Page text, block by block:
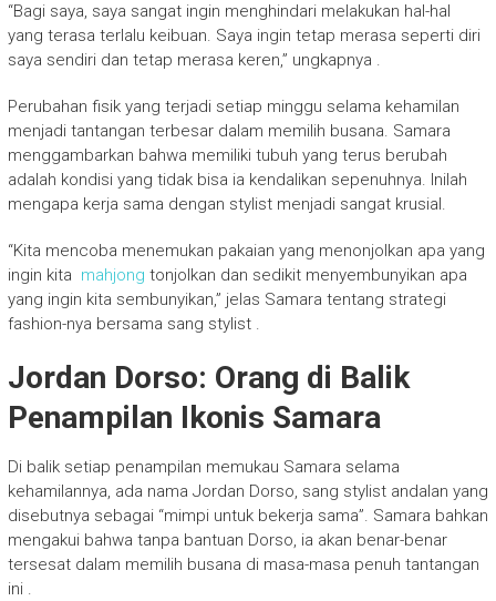
“Bagi saya, saya sangat ingin menghindari melakukan hal-hal
yang terasa terlalu keibuan. Saya ingin tetap merasa seperti diri
saya sendiri dan tetap merasa keren,” ungkapnya .
Perubahan fisik yang terjadi setiap minggu selama kehamilan
menjadi tantangan terbesar dalam memilih busana. Samara
menggambarkan bahwa memiliki tubuh yang terus berubah
adalah kondisi yang tidak bisa ia kendalikan sepenuhnya. Inilah
mengapa kerja sama dengan stylist menjadi sangat krusial.
“Kita mencoba menemukan pakaian yang menonjolkan apa yang
ingin kita mahjong tonjolkan dan sedikit menyembunyikan apa
yang ingin kita sembunyikan,” jelas Samara tentang strategi
fashion-nya bersama sang stylist .
Jordan Dorso: Orang di Balik
Penampilan Ikonis Samara
Di balik setiap penampilan memukau Samara selama
kehamilannya, ada nama Jordan Dorso, sang stylist andalan yang
disebutnya sebagai “mimpi untuk bekerja sama”. Samara bahkan
mengakui bahwa tanpa bantuan Dorso, ia akan benar-benar
tersesat dalam memilih busana di masa-masa penuh tantangan
ini .